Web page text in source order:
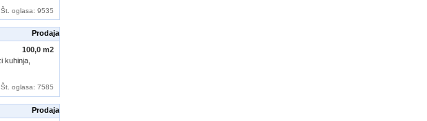
Št. oglasa: 9535
Prodaja
100,0 m2
kuhinja,
Št. oglasa: 7585
Prodaja